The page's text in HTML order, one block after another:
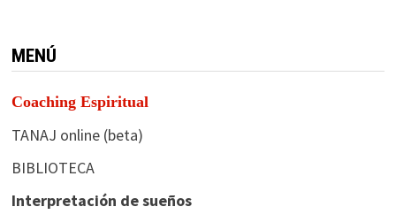
MENÚ
Coaching Espiritual
TANAJ online (beta)
BIBLIOTECA
Interpretación de sueños